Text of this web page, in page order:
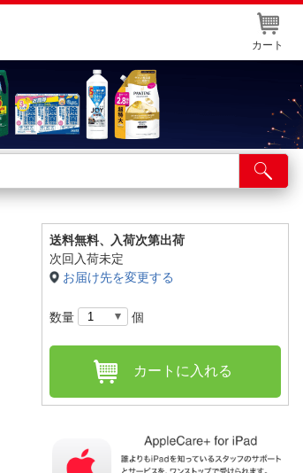
カート
送料無料、
入荷次第出荷
次回入荷未定
お届け先を変更する
数量 個
カートに入れる